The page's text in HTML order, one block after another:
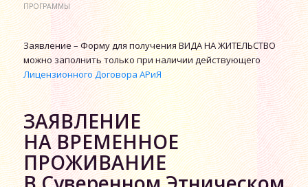
ПРОГРАММЫ
Заявление – Форму для получения ВИДА НА ЖИТЕЛЬСТВО
можно заполнить только при наличии действующего
Лицензионного Договора АРиЯ
ЗАЯВЛЕНИЕ
НА ВРЕМЕННОЕ
ПРОЖИВАНИЕ